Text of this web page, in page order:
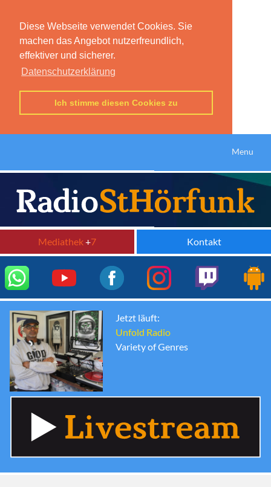
Diese Webseite verwendet Cookies. Sie
machen das Angebot nutzerfreundlich,
effektiver und sicherer.
Datenschutzerklärung
Ich stimme diesen Cookies zu
Menu
Mediathek+7 Kontakt
Jetzt läuft:
Unfold Radio
Variety of Genres